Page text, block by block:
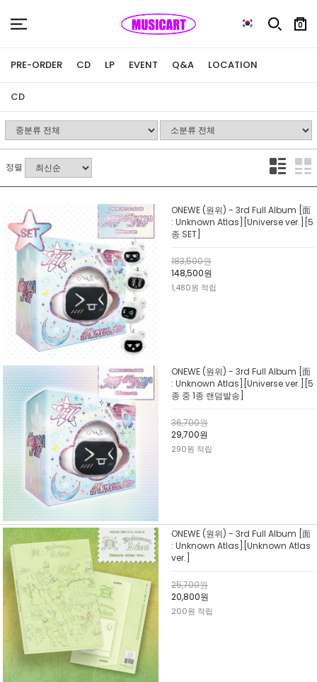
0
PRE-ORDER CD LP EVENT Q&A LOCATION
CD
정렬
ONEWE (원위) - 3rd Full Album [面
: Unknown Atlas][Universe ver.][5
종 SET]
183,500원
148,500원
1,480원 적립
ONEWE (원위) - 3rd Full Album [面
: Unknown Atlas][Universe ver.][5
종 중 1종 랜덤발송]
36,700원
29,700원
290원 적립
ONEWE (원위) - 3rd Full Album [面
: Unknown Atlas][Unknown Atlas
ver.]
25,700원
20,800원
200원 적립